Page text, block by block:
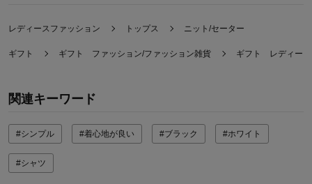
レディースファッション トップス ニット/セーター
ギフト ギフト ファッション/ファッション雑貨 ギフト レディース
関連キーワード
#シンプル #着心地が良い #ブラック #ホワイト
#シャツ